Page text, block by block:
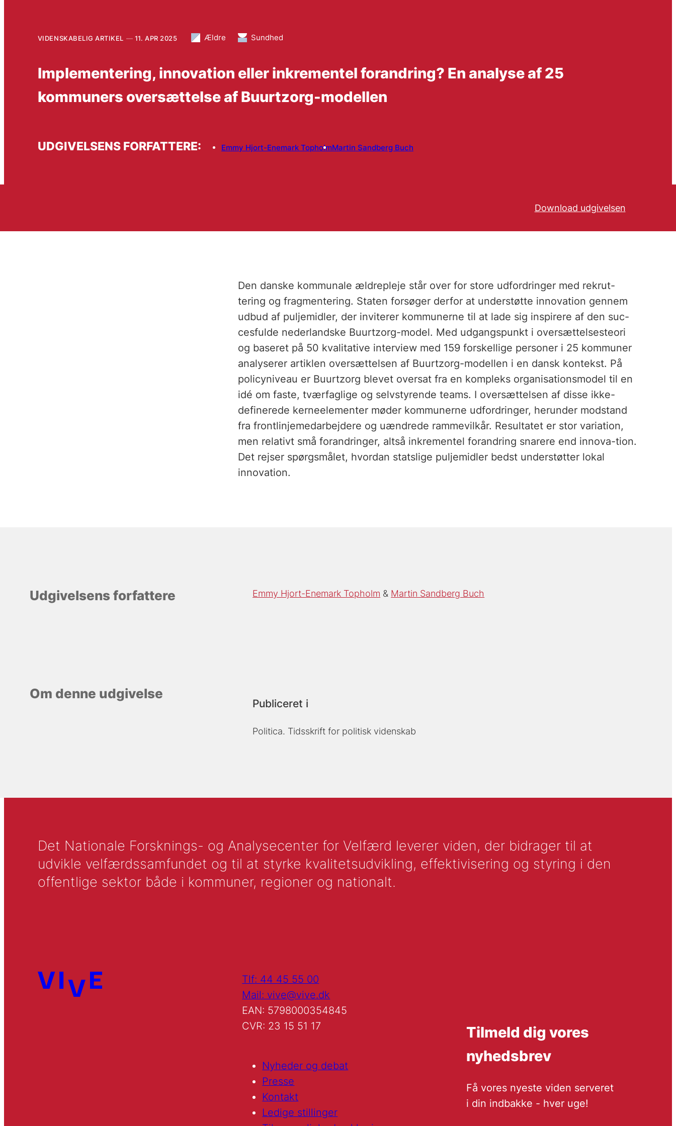
VIDENSKABELIG ARTIKEL 11. APR 2025 Ældre Sundhed
Implementering, innovation eller inkrementel forandring? En analyse af 25
kommuners oversættelse af Buurtzorg-modellen
UDGIVELSENS FORFATTERE: Emmy Hjort-Enemark TopholmMartin Sandberg Buch
Download udgivelsen
Den danske kommunale ældrepleje står over for store udfordringer med rekrut-
tering og fragmentering. Staten forsøger derfor at understøtte innovation gennem
udbud af puljemidler, der inviterer kommunerne til at lade sig inspirere af den suc-
cesfulde nederlandske Buurtzorg-model. Med udgangspunkt i oversættelsesteori
og baseret på 50 kvalitative interview med 159 forskellige personer i 25 kommuner
analyserer artiklen oversættelsen af Buurtzorg-modellen i en dansk kontekst. På
policyniveau er Buurtzorg blevet oversat fra en kompleks organisationsmodel til en
idé om faste, tværfaglige og selvstyrende teams. I oversættelsen af disse ikke-
definerede kerneelementer møder kommunerne udfordringer, herunder modstand
fra frontlinjemedarbejdere og uændrede rammevilkår. Resultatet er stor variation,
men relativt små forandringer, altså inkrementel forandring snarere end innova-tion.
Det rejser spørgsmålet, hvordan statslige puljemidler bedst understøtter lokal
innovation.
Udgivelsens forfattere Emmy Hjort-Enemark Topholm Martin Sandberg Buch
Om denne udgivelse
Publiceret i
Politica. Tidsskrift for politisk videnskab
Det Nationale Forsknings- og Analysecenter for Velfærd leverer viden, der bidrager til at
udvikle velfærdssamfundet og til at styrke kvalitetsudvikling, effektivisering og styring i den
offentlige sektor både i kommuner, regioner og nationalt.
Tlf: 44 45 55 00
Mail: vive@vive.dk
EAN: 5798000354845
CVR: 23 15 51 17
Nyheder og debat
Presse
Kontakt
Ledige stillinger
Tilmeld dig vores
nyhedsbrev
Få vores nyeste viden serveret
i din indbakke - hver uge!